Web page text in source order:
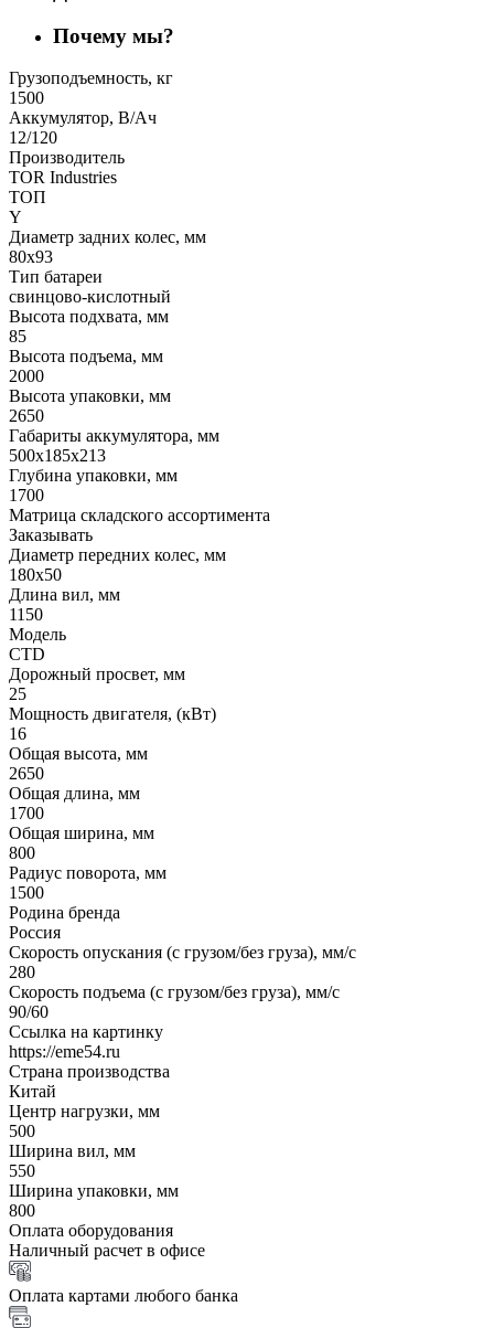
Почему мы?
Грузоподъемность, кг
1500
Аккумулятор, В/Ач
12/120
Производитель
TOR Industries
ТОП
Y
Диаметр задних колес, мм
80х93
Тип батареи
свинцово-кислотный
Высота подхвата, мм
85
Высота подъема, мм
2000
Высота упаковки, мм
2650
Габариты аккумулятора, мм
500х185х213
Глубина упаковки, мм
1700
Матрица складского ассортимента
Заказывать
Диаметр передних колес, мм
180х50
Длина вил, мм
1150
Модель
CTD
Дорожный просвет, мм
25
Мощность двигателя, (кВт)
16
Общая высота, мм
2650
Общая длина, мм
1700
Общая ширина, мм
800
Радиус поворота, мм
1500
Родина бренда
Россия
Скорость опускания (с грузом/без груза), мм/с
280
Скорость подъема (с грузом/без груза), мм/с
90/60
Ссылка на картинку
https://eme54.ru
Страна производства
Китай
Центр нагрузки, мм
500
Ширина вил, мм
550
Ширина упаковки, мм
800
Оплата оборудования
Наличный расчет в офисе
Оплата картами любого банка